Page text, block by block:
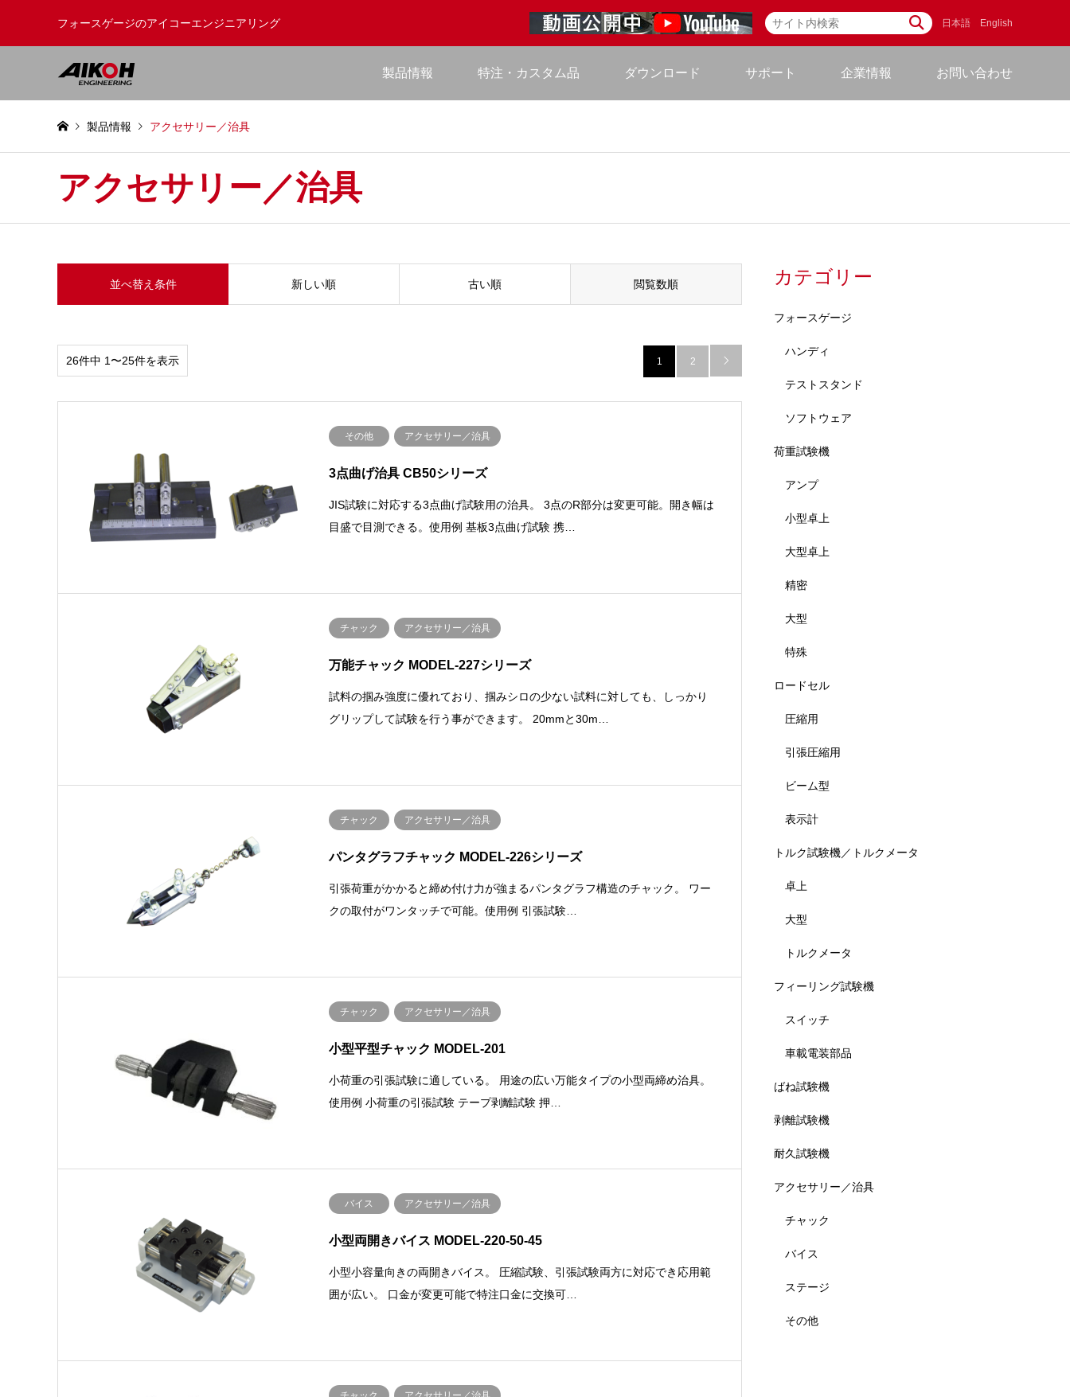
フォースゲージのアイコーエンジニアリング 日本語 English
製品情報 特注・カスタム品 ダウンロード サポート 企業情報 お問い合わせ
製品情報 アクセサリー／治具
アクセサリー／治具
並べ替え条件 新しい順 古い順 閲覧数順
26件中 1〜25件を表示 1 2 
その他 アクセサリー／治具
3点曲げ治具 CB50シリーズ
JIS試験に対応する3点曲げ試験用の治具。 3点のR部分は変更可能。開き幅は
目盛で目測できる。使用例 基板3点曲げ試験 携…
チャック アクセサリー／治具
万能チャック MODEL-227シリーズ
試料の掴み強度に優れており、掴みシロの少ない試料に対しても、しっかり
グリップして試験を行う事ができます。 20mmと30m…
チャック アクセサリー／治具
パンタグラフチャック MODEL-226シリーズ
引張荷重がかかると締め付け力が強まるパンタグラフ構造のチャック。 ワー
クの取付がワンタッチで可能。使用例 引張試験…
チャック アクセサリー／治具
小型平型チャック MODEL-201
小荷重の引張試験に適している。 用途の広い万能タイプの小型両締め治具。
使用例 小荷重の引張試験 テープ剥離試験 押…
バイス アクセサリー／治具
小型両開きバイス MODEL-220-50-45
小型小容量向きの両開きバイス。 圧縮試験、引張試験両方に対応でき応用範
囲が広い。 口金が変更可能で特注口金に交換可…
カテゴリー
フォースゲージ
ハンディ
テストスタンド
ソフトウェア
荷重試験機
アンプ
小型卓上
大型卓上
精密
大型
特殊
ロードセル
圧縮用
引張圧縮用
ビーム型
表示計
トルク試験機／トルクメータ
卓上
大型
トルクメータ
フィーリング試験機
スイッチ
車載電装部品
ばね試験機
剥離試験機
耐久試験機
アクセサリー／治具
チャック
バイス
ステージ
その他